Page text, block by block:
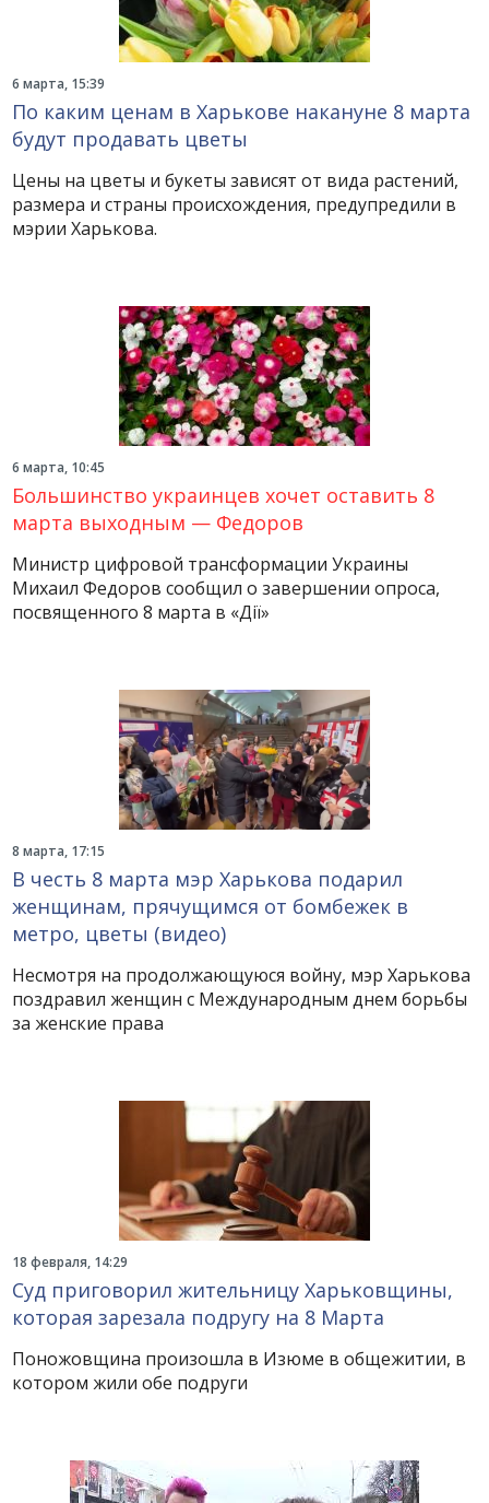
6 марта, 15:39
По каким ценам в Харькове накануне 8 марта
будут продавать цветы
Цены на цветы и букеты зависят от вида растений,
размера и страны происхождения, предупредили в
мэрии Харькова.
6 марта, 10:45
Большинство украинцев хочет оставить 8
марта выходным — Федоров
Министр цифровой трансформации Украины
Михаил Федоров сообщил о завершении опроса,
посвященного 8 марта в «Дії»
8 марта, 17:15
В честь 8 марта мэр Харькова подарил
женщинам, прячущимся от бомбежек в
метро, цветы (видео)
Несмотря на продолжающуюся войну, мэр Харькова
поздравил женщин с Международным днем борьбы
за женские права
18 февраля, 14:29
Суд приговорил жительницу Харьковщины,
которая зарезала подругу на 8 Марта
Поножовщина произошла в Изюме в общежитии, в
котором жили обе подруги